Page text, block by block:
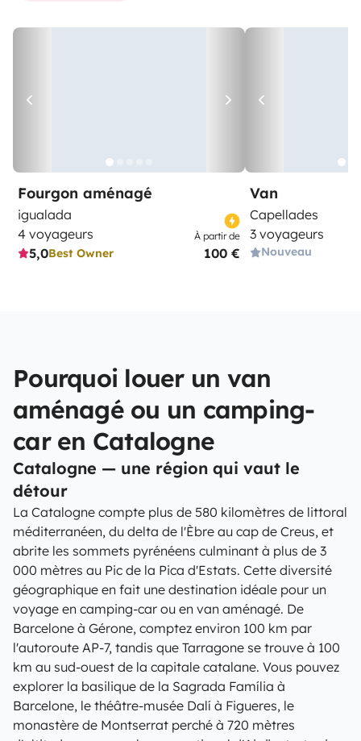
Fourgon aménagé
igualada
4 voyageurs
5,0Best Owner
À partir de
100 €
Van
Capellades
3 voyageurs
Nouveau
Pourquoi louer un van
aménagé ou un camping-
car en Catalogne
Catalogne — une région qui vaut le
détour
La Catalogne compte plus de 580 kilomètres de littoral
méditerranéen, du delta de l'Èbre au cap de Creus, et
abrite les sommets pyrénéens culminant à plus de 3
000 mètres au Pic de la Pica d'Estats. Cette diversité
géographique en fait une destination idéale pour un
voyage en camping-car ou en van aménagé. De
Barcelone à Gérone, comptez environ 100 km par
l'autoroute AP-7, tandis que Tarragone se trouve à 100
km au sud-ouest de la capitale catalane. Vous pouvez
explorer la basilique de la Sagrada Família à
Barcelone, le théâtre-musée Dalí à Figueres, le
monastère de Montserrat perché à 720 mètres